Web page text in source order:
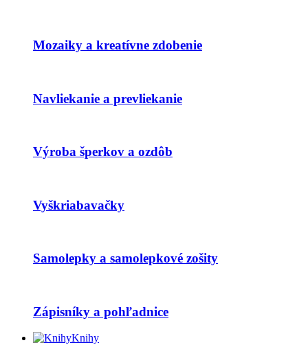
Mozaiky a kreatívne zdobenie
Navliekanie a prevliekanie
Výroba šperkov a ozdôb
Vyškriabavačky
Samolepky a samolepkové zošity
Zápisníky a pohľadnice
Knihy